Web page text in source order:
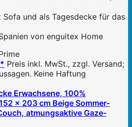
Sofa und als Tagesdecke für das
von enguitex Home
Preis inkl. MwSt., zzgl. Versand;
Keine Haftung